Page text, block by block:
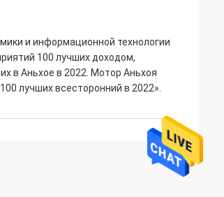
и информационной технологии
100 лучших доходом,
в Аньхое в 2022. Мотор Аньхоя
лучших всесторонний в 2022».